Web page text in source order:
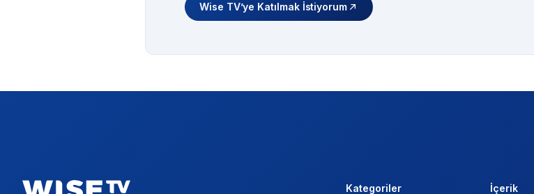
Wise TV’ye Katılmak İstiyorum
Kategoriler İçerik